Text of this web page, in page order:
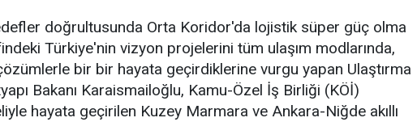
doğrultusunda Orta Koridor'da lojistik süper güç olma
Türkiye'nin vizyon projelerini tüm ulaşım modlarında,
çözümlerle bir bir hayata geçirdiklerine vurgu yapan Ulaştırma
Bakanı Karaismailoğlu, Kamu-Özel İş Birliği (KÖİ)
hayata geçirilen Kuzey Marmara ve Ankara-Niğde akıllı